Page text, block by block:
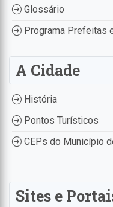
Glossário
Programa Prefeitas
A Cidade
História
Pontos Turísticos
CEPs do Município
Sites e